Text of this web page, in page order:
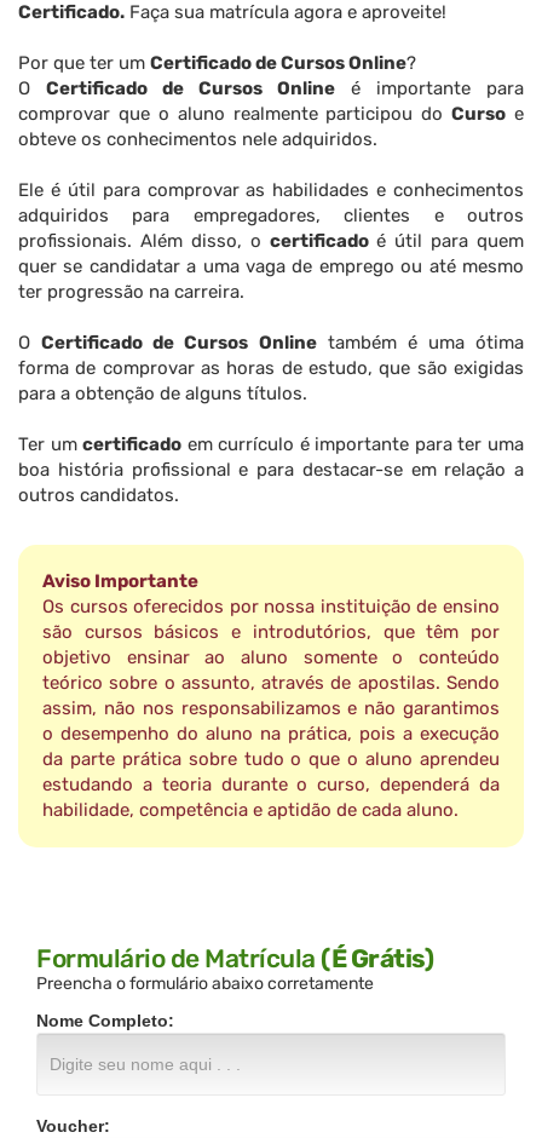
Certificado. Faça sua matrícula agora e aproveite!
Por que ter um Certificado de Cursos Online?
O Certificado de Cursos Online é importante para
comprovar que o aluno realmente participou doCurso e
obteve os conhecimentos nele adquiridos.
Ele é útil para comprovar as habilidades e conhecimentos
adquiridos para empregadores, clientes e outros
profissionais. Além disso, o certificadoé útil para quem
quer se candidatar a uma vaga de emprego ou até mesmo
ter progressão na carreira.
OCertificado de Cursos Onlinetambém é uma ótima
forma de comprovar as horas de estudo, que são exigidas
para a obtenção de alguns títulos.
Ter umcertificado em currículo é importante para ter uma
boa história profissional e para destacar-se em relação a
outros candidatos.
Aviso Importante
Os cursos oferecidos por nossa instituição de ensino
são cursos básicos e introdutórios, que têm por
objetivo ensinar ao aluno somente o conteúdo
teórico sobre o assunto, através de apostilas. Sendo
assim, não nos responsabilizamos e não garantimos
o desempenho do aluno na prática, pois a execução
da parte prática sobre tudo o que o aluno aprendeu
estudando a teoria durante o curso, dependerá da
habilidade, competência e aptidão de cada aluno.
Formulário de Matrícula (É Grátis)
Preencha o formulário abaixo corretamente
Nome Completo:
Voucher: